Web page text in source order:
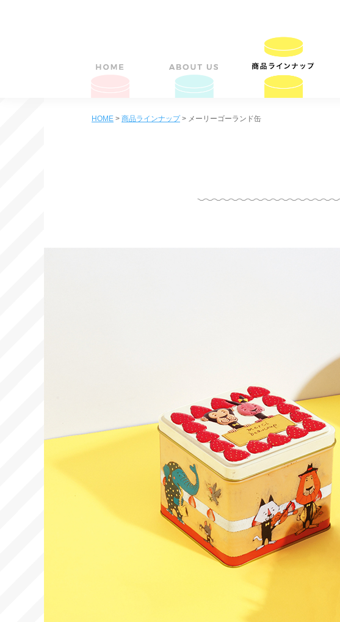
HOME > 商品ラインナップ> メーリーゴーランド缶